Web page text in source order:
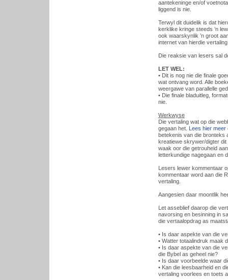
aantekeninge en/of
liggend is nie.
Terwyl dit duidelik is dat
kerklike kringe steeds ’n
ook waarskynlik ’n groot
internet van hierdie
Die reaksie van lesers sal
LET WEL:
• Dit is nog nie die finale
wat ontvang word. Alle
weergawe van parallelle
• Die finale bladuitleg,
nie.
Werkwyse
Die vertaling wat op die
gegaan het. Lees hier meer
betekenis van die bronteks
kreatiewe skrywer/digter dit
waak oor die getrouheid
letterkundige nagegaan en
Lesers lewer kommentaar
kommentaar word aan die
vertaling.
Aangesien daar moontlik
Let asseblief daarop die
navorsing en besinning in
die vertaalopdrag as
• Is daar aspekte van die
• Watter totaalindruk maak
• Is daar aspekte van die
die Bybel as geheel nie?
• Is daar voorbeelde waar
• Kan die leesbaarheid en
vertaling voorlees en toets